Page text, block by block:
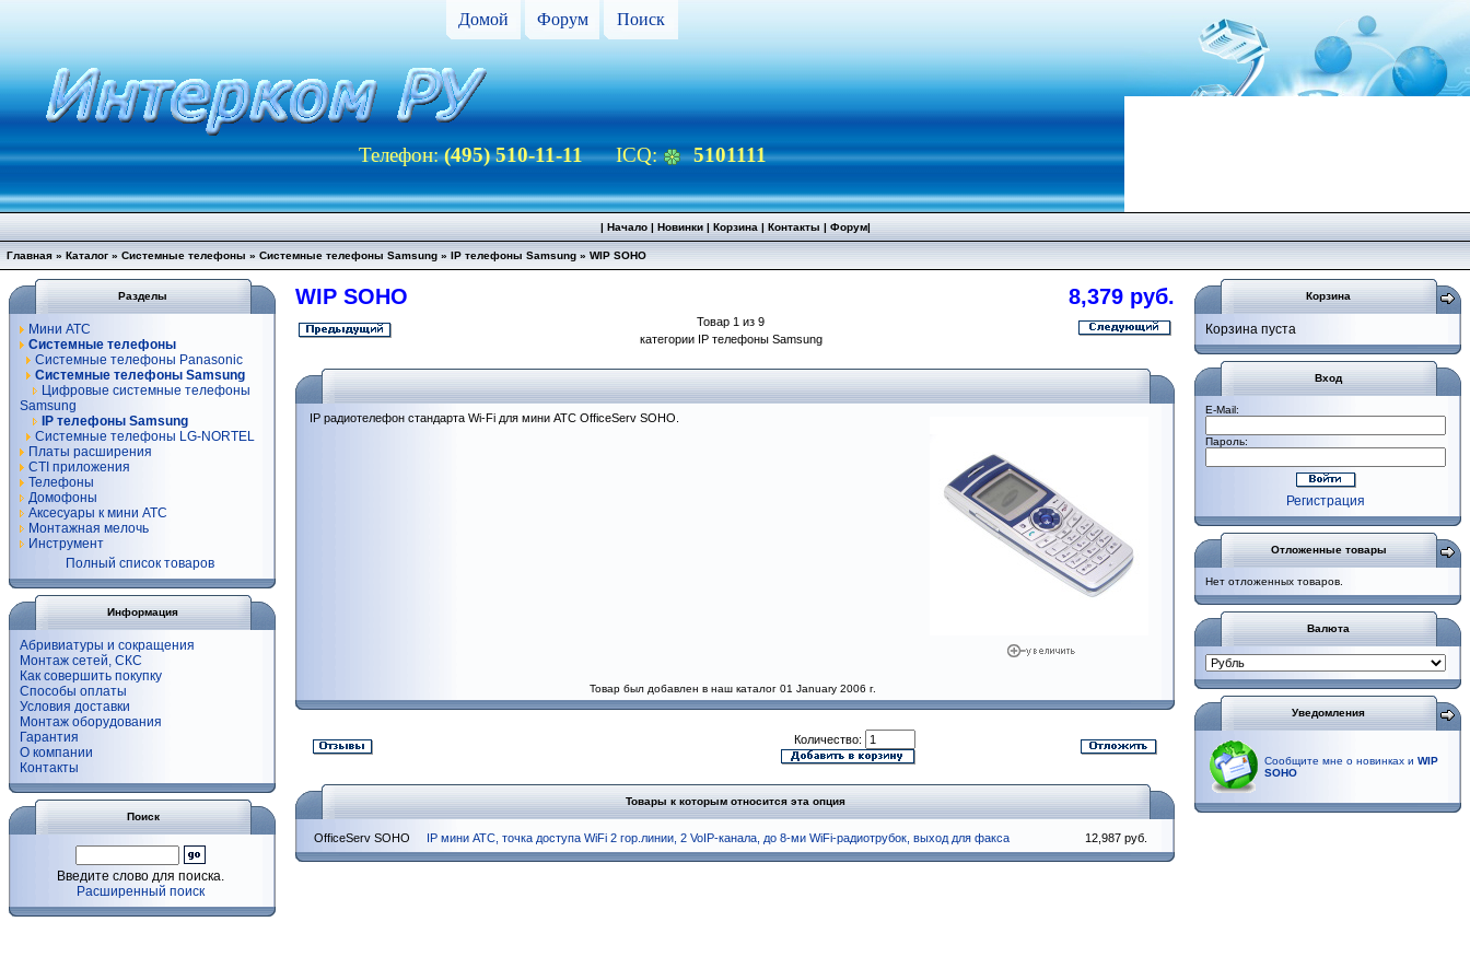
Домой Форум Поиск
Телефон:(495) 510-11-11ICQ: 5101111
| Начало| Новинки| Корзина | Контакты | Форум|
Главная » Каталог » Системные телефоны » Системные телефоны Samsung » IP телефоны Samsung » WIP SOHO
Разделы
Мини АТС
Системные телефоны
Системные телефоны Panasonic
Системные телефоны Samsung
Цифровые системные телефоны
Samsung
IP телефоны Samsung
Системные телефоны LG-NORTEL
Платы расширения
CTI приложения
Телефоны
Домофоны
Аксесуары к мини АТС
Монтажная мелочь
Инструмент
Полный список товаров
Информация
Абривиатуры и сокращения
Монтаж сетей, СКС
Как совершить покупку
Способы оплаты
Условия доставки
Монтаж оборудования
Гарантия
О компании
Контакты
Поиск
Введите слово для поиска.
Расширенный поиск
WIP SOHO 8,379 руб.
Товар 1 из 9
категории IP телефоны Samsung
IP радиотелефон стандарта Wi-Fi для мини АТС OfficeServ SOHO.
Товар был добавлен в наш каталог 01 January 2006 г.
Количество:
Товары к которым относится эта опция
OfficeServ SOHO IP мини АТС, точка доступа WiFi 2 гор.линии, 2 VoIP-канала, до 8-ми WiFi-радиотрубок, выход для факса 12,987 руб.
Корзина
Корзина пуста
Вход
E-Mail:
Пароль:
Регистрация
Отложенные товары
Нет отложенных товаров.
Валюта
Уведомления
Сообщите мне о новинках и WIP
SOHO